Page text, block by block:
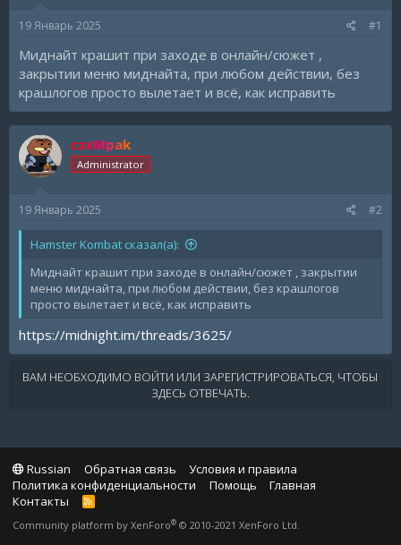
м
а
19 Январь 2025 #1
Миднайт крашит при заходе в онлайн/сюжет ,
закрытии меню миднайта, при любом действии, без
крашлогов просто вылетает и всё, как исправить
csxMpak
Administrator
19 Январь 2025 #2
Hamster Kombat сказал(а):
Миднайт крашит при заходе в онлайн/сюжет , закрытии
меню миднайта, при любом действии, без крашлогов
просто вылетает и всё, как исправить
https://midnight.im/threads/3625/
ВАМ НЕОБХОДИМО ВОЙТИ ИЛИ ЗАРЕГИСТРИРОВАТЬСЯ, ЧТОБЫ
ЗДЕСЬ ОТВЕЧАТЬ.
Russian Обратная связь
Условия и правила
Политика конфиденциальности
Помощь
Главная
Контакты
R
S
Community platform by XenForo® © 2010-2021 XenForo Ltd.